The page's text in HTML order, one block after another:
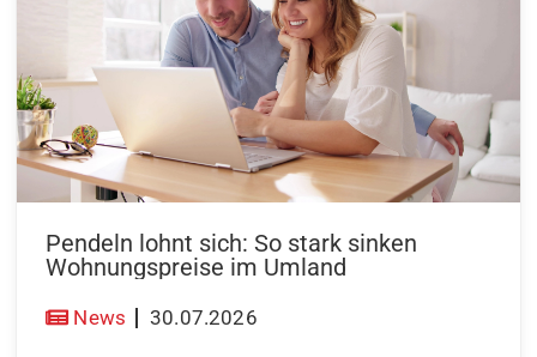
Pendeln lohnt sich: So stark sinken
Wohnungspreise im Umland
News 30.07.2026